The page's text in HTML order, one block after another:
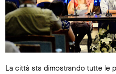
La città sta dimostrando tutte le